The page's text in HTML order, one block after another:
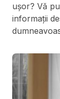
ușor? Vă
informații